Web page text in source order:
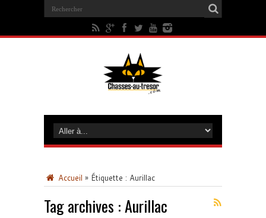
Accueil » Étiquette : Aurillac
Tag archives :Aurillac